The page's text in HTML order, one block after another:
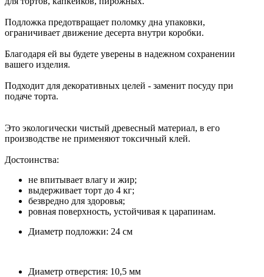
Подложка предотвращает поломку дна упаковки,
ограничивает движение десерта внутри коробки.
Благодаря ей вы будете уверены в надежном сохранении
вашего изделия.
Подходит для декоративных целей - заменит посуду при
подаче торта.
Это экологически чистый древесный материал, в его
производстве не применяют токсичный клей.
Достоинства:
не впитывает влагу и жир;
выдерживает торт до 4 кг;
безвредно для здоровья;
ровная поверхность, устойчивая к царапинам.
Диаметр подложки: 24 см
Диаметр отверстия: 10,5 мм